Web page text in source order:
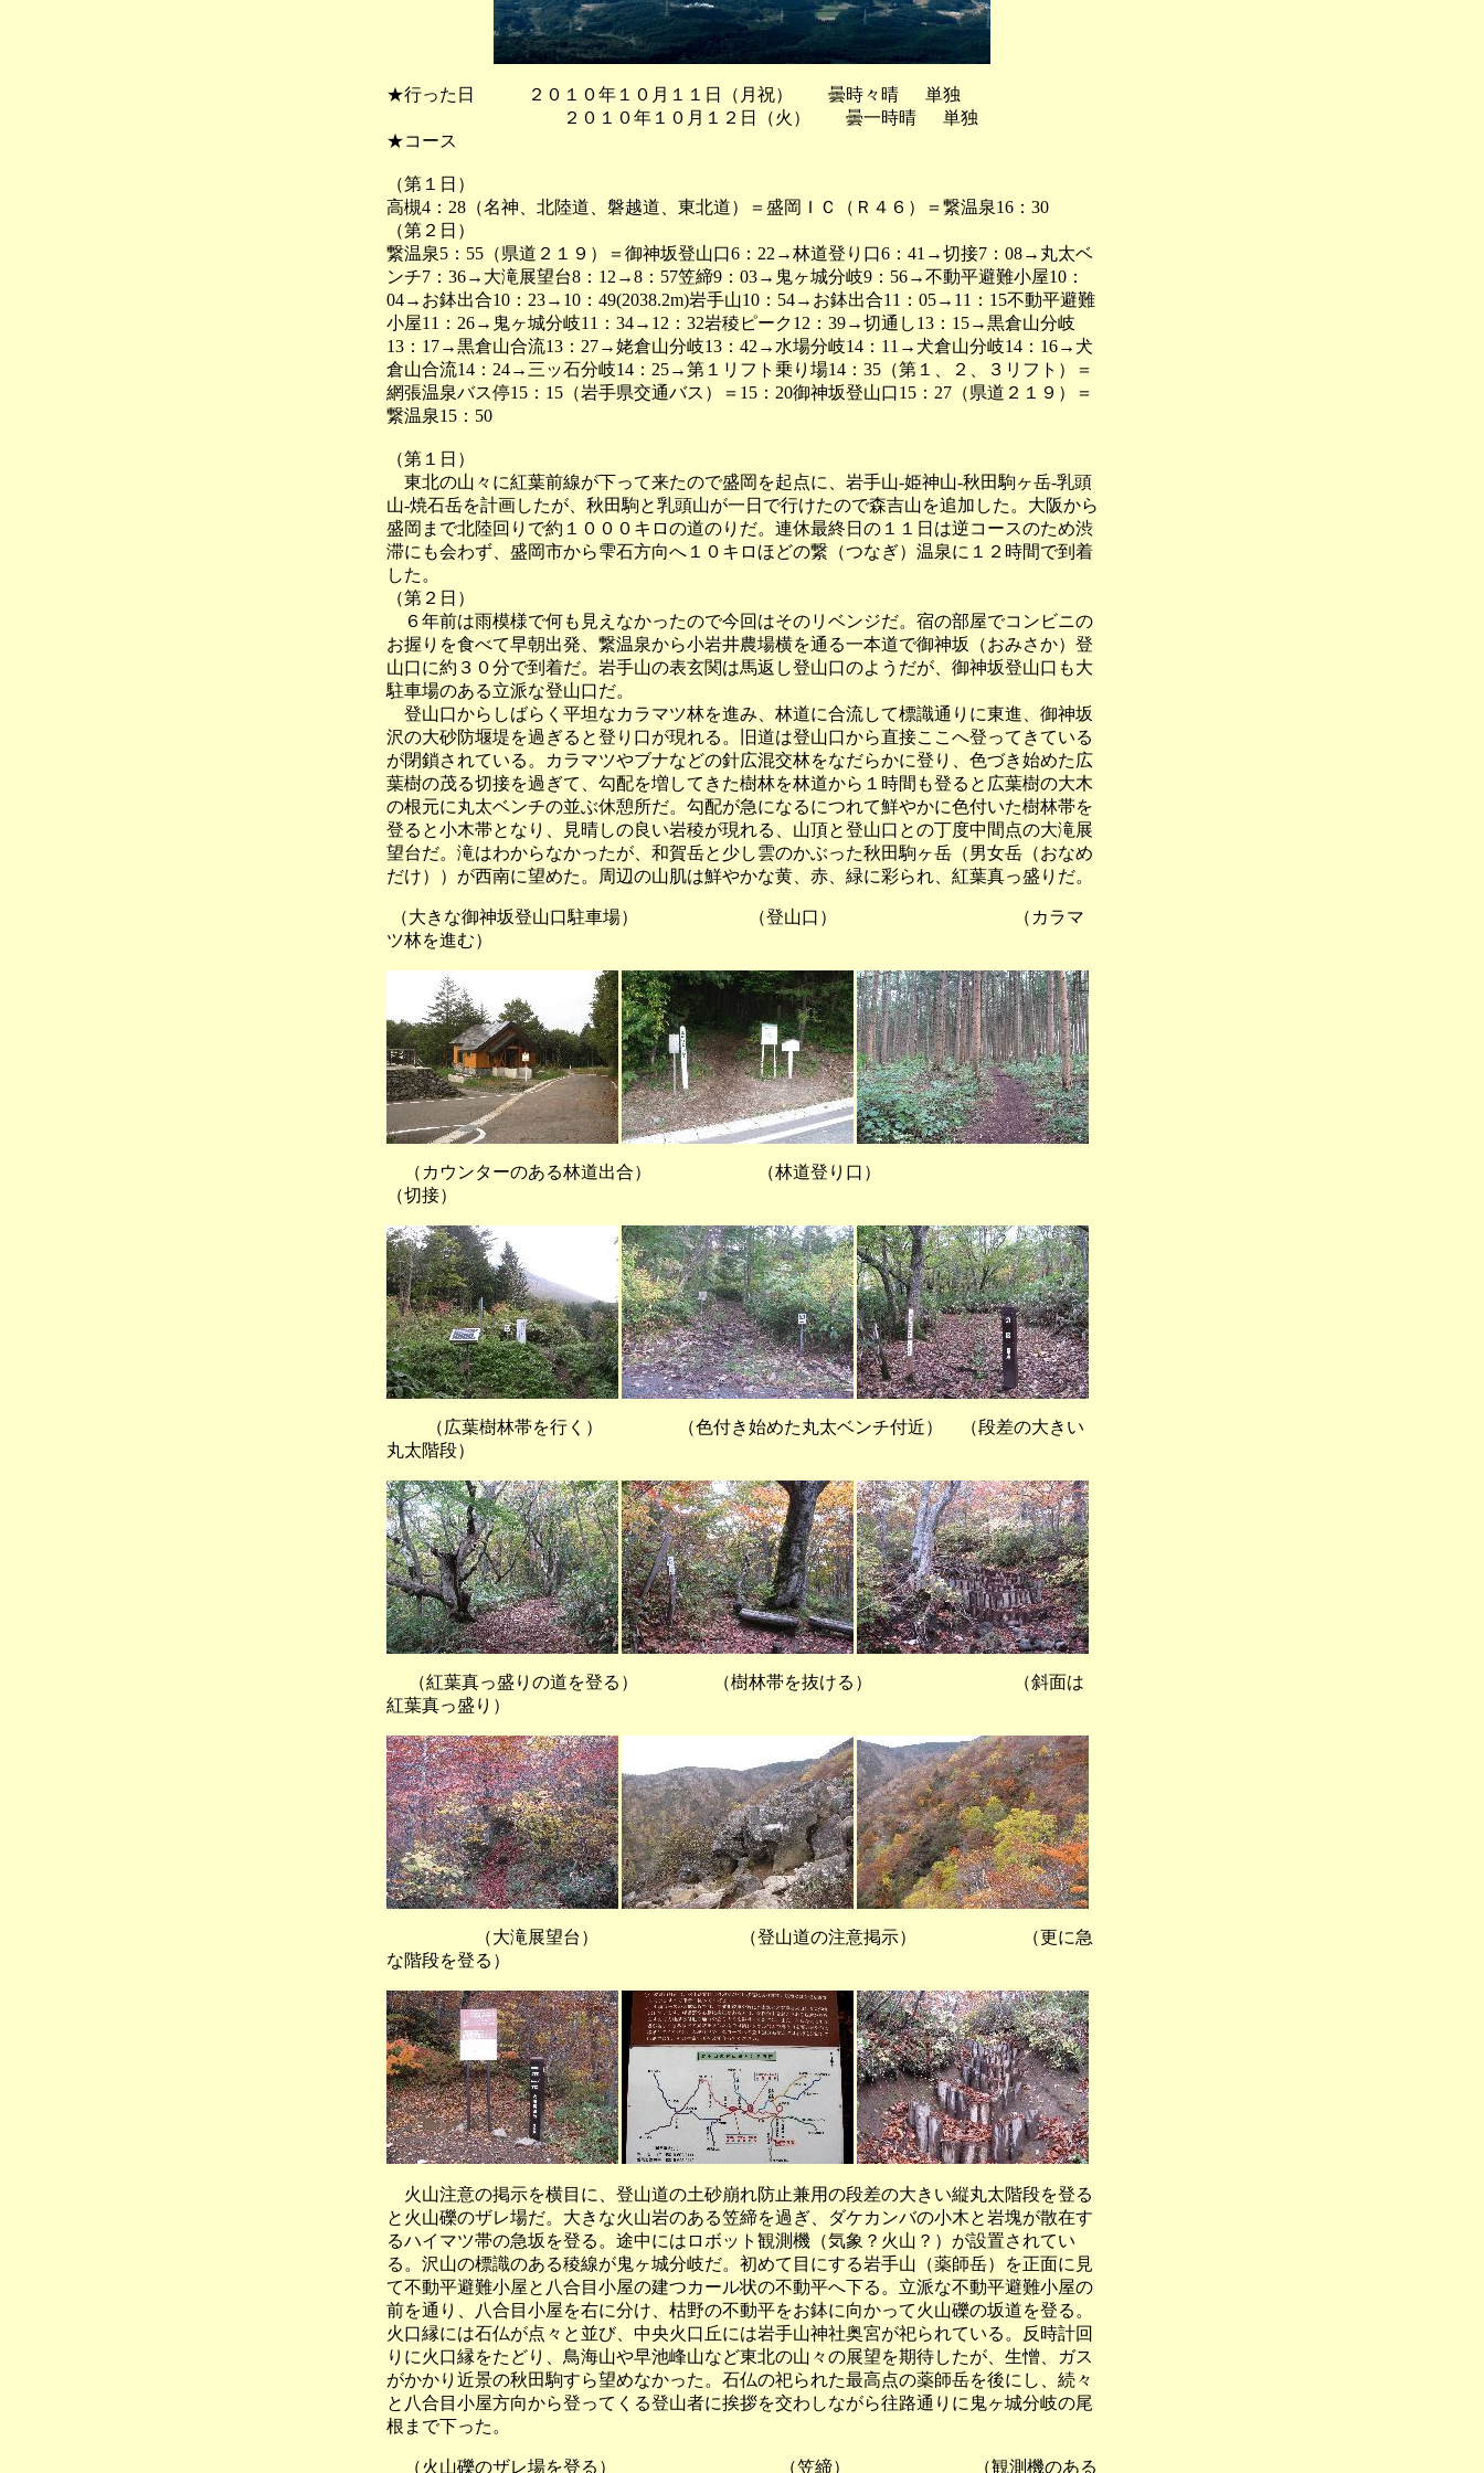
★行った日 ２０１０年１０月１１日（月祝） 曇時々晴 単独
２０１０年１０月１２日（火） 曇一時晴 単独
★コース
（第１日）
高槻4：28（名神、北陸道、磐越道、東北道）＝盛岡ＩＣ（Ｒ４６）＝繋温泉16：30
（第２日）
繋温泉5：55（県道２１９）＝御神坂登山口6：22→林道登り口6：41→切接7：08→丸太ベ
ンチ7：36→大滝展望台8：12→8：57笠締9：03→鬼ヶ城分岐9：56→不動平避難小屋10：
04→お鉢出合10：23→10：49(2038.2m)岩手山10：54→お鉢出合11：05→11：15不動平避難
小屋11：26→鬼ヶ城分岐11：34→12：32岩稜ピーク12：39→切通し13：15→黒倉山分岐
13：17→黒倉山合流13：27→姥倉山分岐13：42→水場分岐14：11→犬倉山分岐14：16→犬
倉山合流14：24→三ッ石分岐14：25→第１リフト乗り場14：35（第１、２、３リフト）＝
網張温泉バス停15：15（岩手県交通バス）＝15：20御神坂登山口15：27（県道２１９）＝
繋温泉15：50
（第１日）
東北の山々に紅葉前線が下って来たので盛岡を起点に、岩手山-姫神山-秋田駒ヶ岳-乳頭
山-焼石岳を計画したが、秋田駒と乳頭山が一日で行けたので森吉山を追加した。大阪から
盛岡まで北陸回りで約１０００キロの道のりだ。連休最終日の１１日は逆コースのため渋
滞にも会わず、盛岡市から雫石方向へ１０キロほどの繋（つなぎ）温泉に１２時間で到着
した。
（第２日）
６年前は雨模様で何も見えなかったので今回はそのリベンジだ。宿の部屋でコンビニの
お握りを食べて早朝出発、繋温泉から小岩井農場横を通る一本道で御神坂（おみさか）登
山口に約３０分で到着だ。岩手山の表玄関は馬返し登山口のようだが、御神坂登山口も大
駐車場のある立派な登山口だ。
登山口からしばらく平坦なカラマツ林を進み、林道に合流して標識通りに東進、御神坂
沢の大砂防堰堤を過ぎると登り口が現れる。旧道は登山口から直接ここへ登ってきている
が閉鎖されている。カラマツやブナなどの針広混交林をなだらかに登り、色づき始めた広
葉樹の茂る切接を過ぎて、勾配を増してきた樹林を林道から１時間も登ると広葉樹の大木
の根元に丸太ベンチの並ぶ休憩所だ。勾配が急になるにつれて鮮やかに色付いた樹林帯を
登ると小木帯となり、見晴しの良い岩稜が現れる、山頂と登山口との丁度中間点の大滝展
望台だ。滝はわからなかったが、和賀岳と少し雲のかぶった秋田駒ヶ岳（男女岳（おなめ
だけ））が西南に望めた。周辺の山肌は鮮やかな黄、赤、緑に彩られ、紅葉真っ盛りだ。
（大きな御神坂登山口駐車場） （登山口） （カラマ
ツ林を進む）
（カウンターのある林道出合） （林道登り口）
（切接）
（広葉樹林帯を行く） （色付き始めた丸太ベンチ付近） （段差の大きい
丸太階段）
（紅葉真っ盛りの道を登る） （樹林帯を抜ける） （斜面は
紅葉真っ盛り）
（大滝展望台） （登山道の注意掲示） （更に急
な階段を登る）
火山注意の掲示を横目に、登山道の土砂崩れ防止兼用の段差の大きい縦丸太階段を登る
と火山礫のザレ場だ。大きな火山岩のある笠締を過ぎ、ダケカンバの小木と岩塊が散在す
るハイマツ帯の急坂を登る。途中にはロボット観測機（気象？火山？）が設置されてい
る。沢山の標識のある稜線が鬼ヶ城分岐だ。初めて目にする岩手山（薬師岳）を正面に見
て不動平避難小屋と八合目小屋の建つカール状の不動平へ下る。立派な不動平避難小屋の
前を通り、八合目小屋を右に分け、枯野の不動平をお鉢に向かって火山礫の坂道を登る。
火口縁には石仏が点々と並び、中央火口丘には岩手山神社奥宮が祀られている。反時計回
りに火口縁をたどり、鳥海山や早池峰山など東北の山々の展望を期待したが、生憎、ガス
がかかり近景の秋田駒すら望めなかった。石仏の祀られた最高点の薬師岳を後にし、続々
と八合目小屋方向から登ってくる登山者に挨拶を交わしながら往路通りに鬼ヶ城分岐の尾
根まで下った。
（火山礫のザレ場を登る） （笠締） （観測機のある